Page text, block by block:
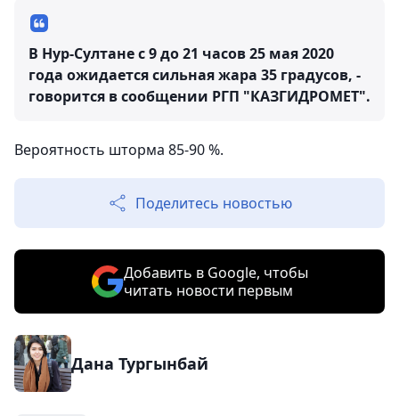
В Нур-Султане с 9 до 21 часов 25 мая 2020
года ожидается сильная жара 35 градусов, -
говорится в сообщении РГП "КАЗГИДРОМЕТ".
Вероятность шторма 85-90 %.
Поделитесь новостью
Добавить в Google, чтобы
читать новости первым
Дана Тургынбай